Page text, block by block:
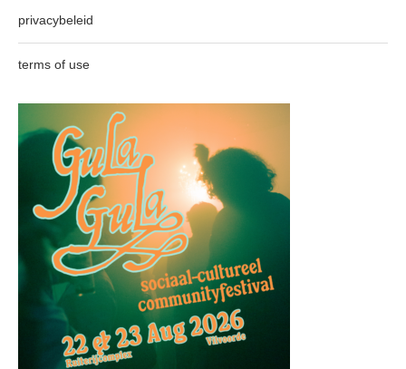
privacybeleid
terms of use